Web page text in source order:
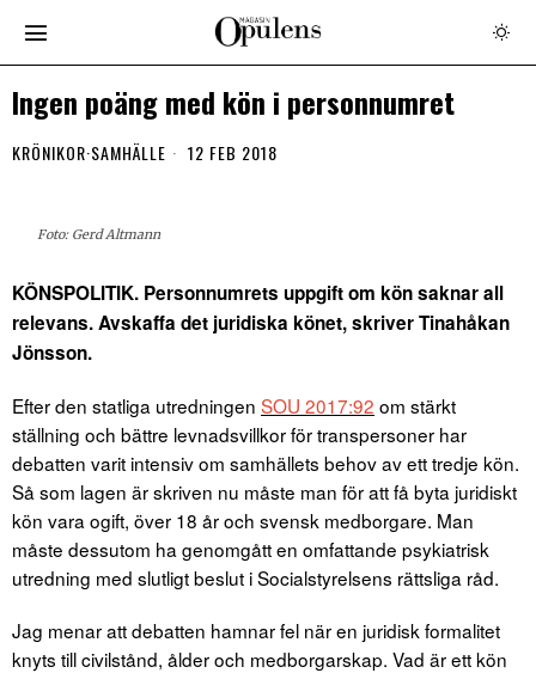
Ingen poäng med kön i personnumret
KRÖNIKOR·SAMHÄLLE 12 FEB 2018
Foto: Gerd Altmann
KÖNSPOLITIK. Personnumrets uppgift om kön saknar all
relevans. Avskaffa det juridiska könet, skriver Tinahåkan
Jönsson.
Efter den statliga utredningen SOU 2017:92 om stärkt
ställning och bättre levnadsvillkor för transpersoner har
debatten varit intensiv om samhällets behov av ett tredje kön.
Så som lagen är skriven nu måste man för att få byta juridiskt
kön vara ogift, över 18 år och svensk medborgare. Man
måste dessutom ha genomgått en omfattande psykiatrisk
utredning med slutligt beslut i Socialstyrelsens rättsliga råd.
Jag menar att debatten hamnar fel när en juridisk formalitet
knyts till civilstånd, ålder och medborgarskap. Vad är ett kön